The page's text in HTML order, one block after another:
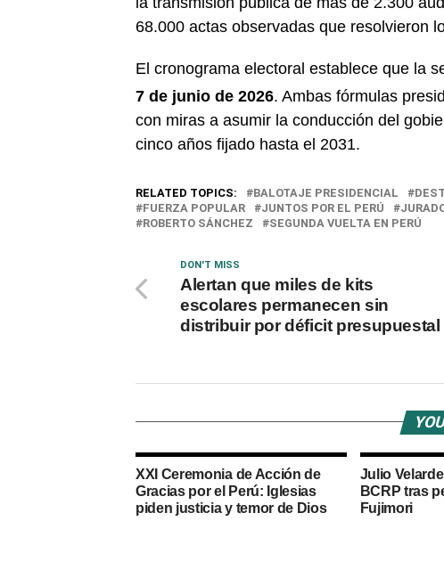
68.000 actas observadas que resolvieron
El cronograma electoral establece que la
7 de junio de 2026. Ambas fórmulas
con miras a asumir la conducción del
cinco años fijado hasta el 2031.
RELATED TOPICS: BALOTAJE PRESIDENCIAL
FUERZA POPULAR
JUNTOS POR EL PERÚ
ROBERTO SÁNCHEZ
SEGUNDA VUELTA EN PERÚ
DON'T MISS
Alertan que miles de kits
escolares permanecen sin
distribuir por déficit presupuestal
XXI Ceremonia de Acción de
Gracias por el Perú: Iglesias
piden justicia y temor de Dios
Julio
BCRP tras
Fujimori